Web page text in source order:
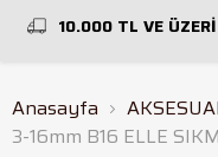
10.000 TL VE
Anasayfa
3-16mm B16 ELLE